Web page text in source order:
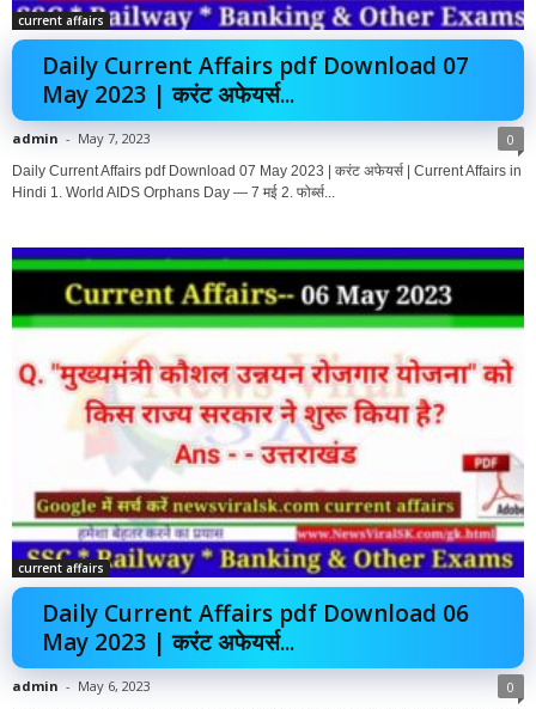
current affairs
Daily Current Affairs pdf Download 07
May 2023 | करंट अफेयर्स...
admin - May 7, 2023 0
Daily Current Affairs pdf Download 07 May 2023 | करंट अफेयर्स | Current Affairs in
Hindi 1. World AIDS Orphans Day — 7 मई 2. फोर्ब्स...
current affairs
Daily Current Affairs pdf Download 06
May 2023 | करंट अफेयर्स...
admin - May 6, 2023 0